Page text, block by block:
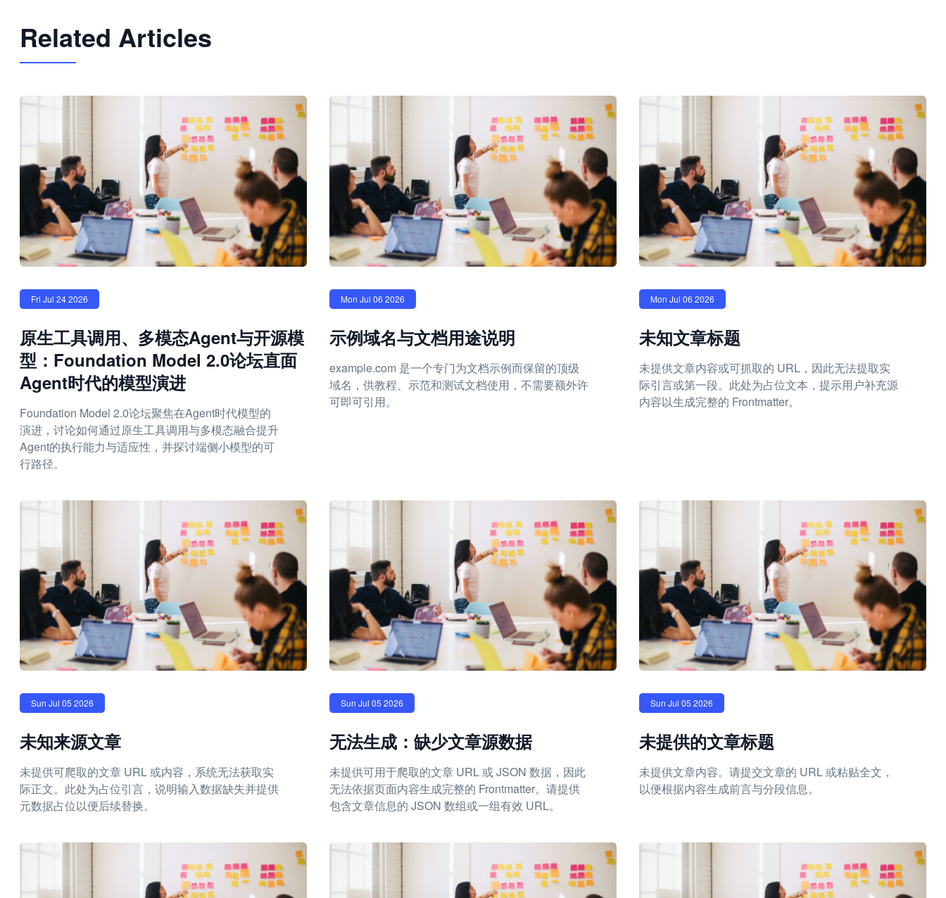
Related Articles
Fri Jul 24 2026
原生工具调用、多模态Agent与开源模
型：Foundation Model 2.0论坛直面
Agent时代的模型演进
Foundation Model 2.0论坛聚焦在Agent时代模型的
演进，讨论如何通过原生工具调用与多模态融合提升
Agent的执行能力与适应性，并探讨端侧小模型的可
行路径。
Mon Jul 06 2026
示例域名与文档用途说明
example.com 是一个专门为文档示例而保留的顶级
域名，供教程、示范和测试文档使用，不需要额外许
可即可引用。
Mon Jul 06 2026
未知文章标题
未提供文章内容或可抓取的 URL，因此无法提取实
际引言或第一段。此处为占位文本，提示用户补充源
内容以生成完整的 Frontmatter。
Sun Jul 05 2026
未知来源文章
未提供可爬取的文章 URL 或内容，系统无法获取实
际正文。此处为占位引言，说明输入数据缺失并提供
元数据占位以便后续替换。
Sun Jul 05 2026
无法生成：缺少文章源数据
未提供可用于爬取的文章 URL 或 JSON 数据，因此
无法依据页面内容生成完整的 Frontmatter。请提供
包含文章信息的 JSON 数组或一组有效 URL。
Sun Jul 05 2026
未提供的文章标题
未提供文章内容。请提交文章的 URL 或粘贴全文，
以便根据内容生成前言与分段信息。